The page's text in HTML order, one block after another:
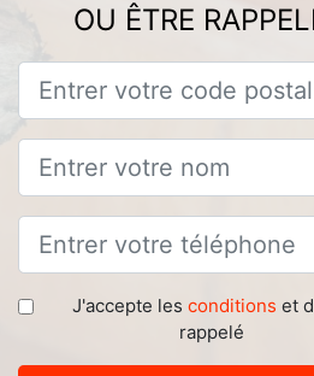
OU ÊTRE
J'accepte les conditions et
rappelé